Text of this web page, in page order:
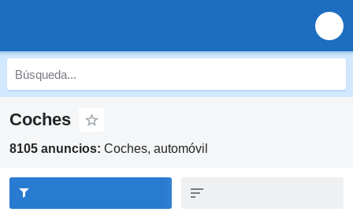
Coches
8105 anuncios: Coches, automóvil